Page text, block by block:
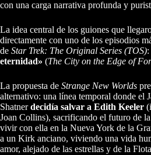
con una carga narrativa profunda y
La idea central de los guiones que
directamente con uno de los episodios
de Star Trek: The Original Series (TOS):
eternidad» (The City on the Edge of
La propuesta de Strange New Worlds
alternativo: una línea temporal donde el
Shatnerdecidía salvar a Edith Keeler
Joan Collins), sacrificando el futuro de
vivir con ella en la Nueva York de la
a un Kirk anciano, viviendo una vida
amor, alejado de las estrellas y de la